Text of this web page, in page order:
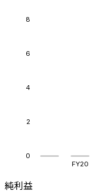
0
2
4
6
8
FY20
純利益